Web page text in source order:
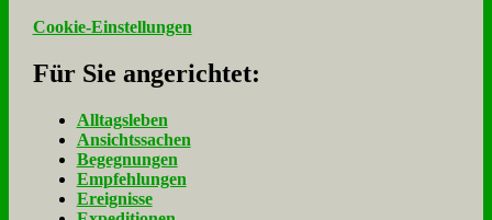
Cookie-Einstellungen
Für Sie an­ge­rich­tet:
Alltagsleben
Ansichtssachen
Begegnungen
Empfehlungen
Ereignisse